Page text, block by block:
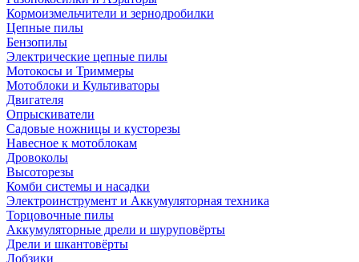
Кормоизмельчители и зернодробилки
Цепные пилы
Бензопилы
Электрические цепные пилы
Мотокосы и Триммеры
Мотоблоки и Культиваторы
Двигателя
Опрыскиватели
Садовые ножницы и кусторезы
Навесное к мотоблокам
Дровоколы
Высоторезы
Комби системы и насадки
Электроинструмент и Аккумуляторная техника
Торцовочные пилы
Аккумуляторные дрели и шуруповёрты
Дрели и шкантовёрты
Лобзики